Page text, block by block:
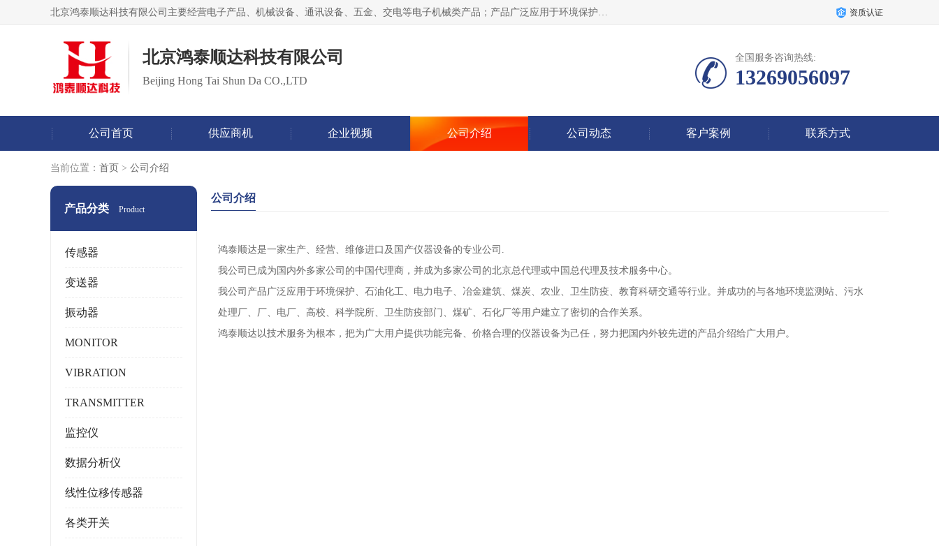
北京鸿泰顺达科技有限公司主要经营电子产品、机械设备、通讯设备、五金、交电等电子机械类产品；产品广泛应用于环境保护、石油化工、电力电子、冶金建筑、煤炭、农业、卫生防疫、教育科研等行业。并成功的与各地环境监测站、污水处理厂、卷烟厂、电厂、高校、科学院所、卫生防疫部门、煤矿、石化厂等用户建立了密切的合作关系。 资质认证
北京鸿泰顺达科技有限公司
Beijing Hong Tai Shun Da CO.,LTD
全国服务咨询热线:
13269056097
公司首页 供应商机 企业视频 公司介绍 公司动态 客户案例 联系方式
当前位置： 首页 > 公司介绍
产品分类 Product
传感器
变送器
振动器
MONITOR
VIBRATION
TRANSMITTER
监控仪
数据分析仪
线性位移传感器
各类开关
公司介绍
鸿泰顺达是一家生产、经营、维修进口及国产仪器设备的专业公司.
我公司已成为国内外多家公司的中国代理商，并成为多家公司的北京总代理或中国总代理及技术服务中心。
我公司产品广泛应用于环境保护、石油化工、电力电子、冶金建筑、煤炭、农业、卫生防疫、教育科研交通等行业。并成功的与各地环境监测站、污水
处理厂、厂、电厂、高校、科学院所、卫生防疫部门、煤矿、石化厂等用户建立了密切的合作关系。
鸿泰顺达以技术服务为根本，把为广大用户提供功能完备、价格合理的仪器设备为己任，努力把国内外较先进的产品介绍给广大用户。